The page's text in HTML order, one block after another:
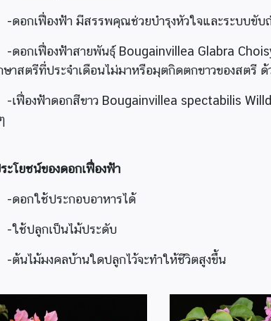
-ดอกเฟื่องฟ้า มีสรรพคุณช่วยบำรุงหัวใจและระบบขับ
-ดอกเฟื่องฟ้าสายพันธุ์ Bougainvillea Glabra
ษาสตรีที่ประจำเดือนไม่มาหรือมุตกิดตกขาวของสตรี
-เฟื่องฟ้าดอกสีขาว Bougainvillea spectabilis
ะโยชน์ของดอกเฟื่องฟ้า
-ดอกใช้ประกอบอาหารได้
-ใช้ปลูกเป็นไม้ประดับ
-ต้นไม้มงคลบ้านใดปลูกไว้จะทำให้ชีวิตสูงขึ้น